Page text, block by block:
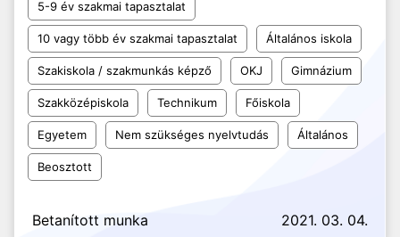
5-9 év szakmai tapasztalat
10 vagy több év szakmai tapasztalat Általános iskola
Szakiskola / szakmunkás képző OKJ Gimnázium
Szakközépiskola Technikum Főiskola
Egyetem Nem szükséges nyelvtudás Általános
Beosztott
Betanított munka 2021. 03. 04.